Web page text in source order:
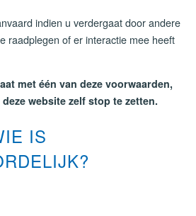
indien u verdergaat door andere
raadplegen of er interactie mee heeft
met één van deze voorwaarden,
website zelf stop te zetten.
IS